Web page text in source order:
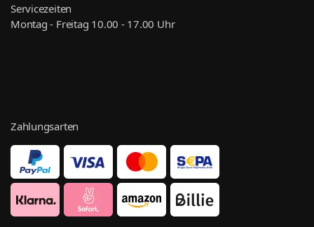
Servicezeiten
Montag - Freitag 10.00 - 17.00 Uhr
Zahlungsarten